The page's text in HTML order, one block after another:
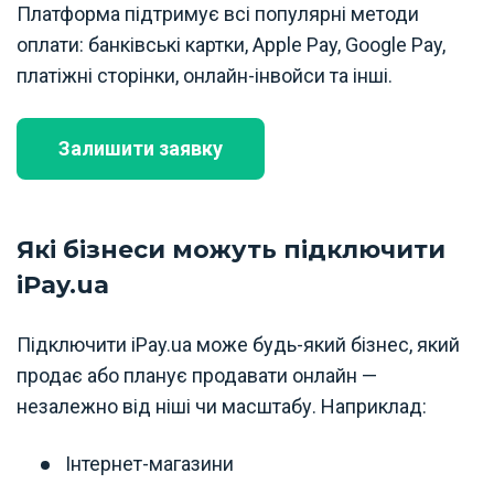
Платформа підтримує всі популярні методи
оплати: банківські картки, Apple Pay, Google Pay,
платіжні сторінки, онлайн-інвойси та інші.
Залишити заявку
Які бізнеси можуть підключити
iPay.ua
Підключити iPay.ua може будь-який бізнес, який
продає або планує продавати онлайн —
незалежно від ніші чи масштабу. Наприклад:
Інтернет-магазини